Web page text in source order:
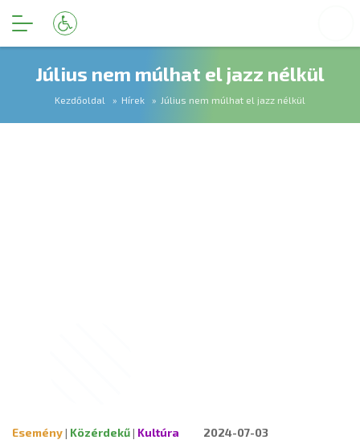
Július nem múlhat el jazz nélkül
Kezdőoldal Hírek Július nem múlhat el jazz nélkül
Esemény| Közérdekű| Kultúra 2024-07-03